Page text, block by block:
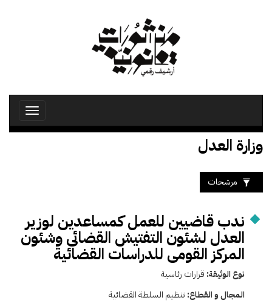
Toggle
وزارة العدل
مرشحات
ندب قاضيين للعمل كمساعدين لوزير
العدل لشئون التفتيش القضائى وشئون
المركز القومى للدراسات القضائية
نوع الوثيقة: قرارات رئاسية
المجال و القطاع: تنظيم السلطة القضائية